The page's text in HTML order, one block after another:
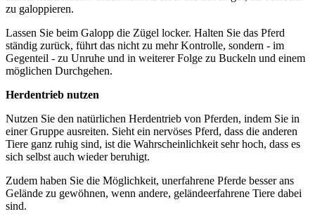
zu galoppieren.
Lassen Sie beim Galopp die Zügel locker. Halten Sie das Pferd
ständig zurück, führt das nicht zu mehr Kontrolle, sondern - im
Gegenteil - zu Unruhe und in weiterer Folge zu Buckeln und einem
möglichen Durchgehen.
Herdentrieb nutzen
Nutzen Sie den natürlichen Herdentrieb von Pferden, indem Sie in
einer Gruppe ausreiten. Sieht ein nervöses Pferd, dass die anderen
Tiere ganz ruhig sind, ist die Wahrscheinlichkeit sehr hoch, dass es
sich selbst auch wieder beruhigt.
Zudem haben Sie die Möglichkeit, unerfahrene Pferde besser ans
Gelände zu gewöhnen, wenn andere, geländeerfahrene Tiere dabei
sind.